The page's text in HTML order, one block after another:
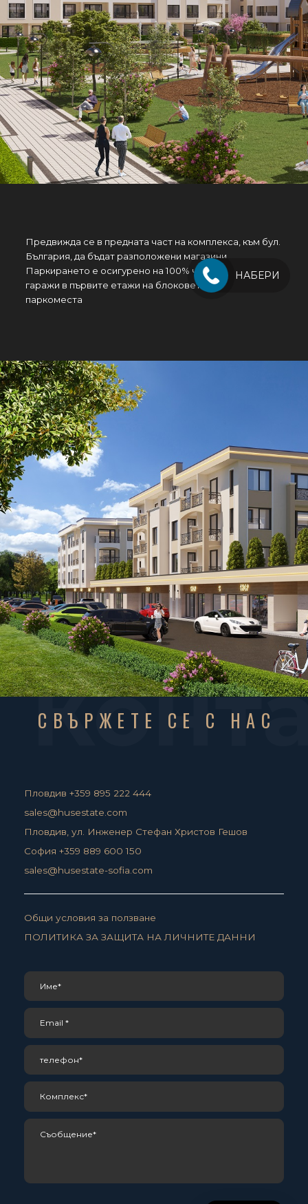
Предвижда се в предната част на комплекса, към бул.
България, да бъдат разположени магазини .
Паркирането е осигурено на 100% чрез надземни
гаражи в първите етажи на блоковете и надземни
паркоместа
СВЪРЖЕТЕ СЕ С НАС
Пловдив +359 895 222 444
sales@husestate.com
Пловдив, ул. Инженер Стефан Христов Гешов
София +359 889 600 150
sales@husestate-sofia.com
Общи условия за ползване
ПОЛИТИКА ЗА ЗАЩИТА НА ЛИЧНИТЕ ДАННИ
НАБЕРИ